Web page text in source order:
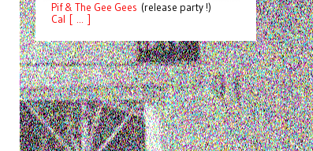
Pif& The Gee Gees (release party !)
Cal [ ... ]